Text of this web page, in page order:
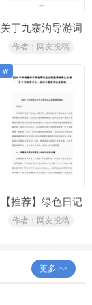
关于九寨沟导游词
合集15篇
作者：网友投稿
【推荐】绿色日记
四篇
作者：网友投稿
w
更多 >>